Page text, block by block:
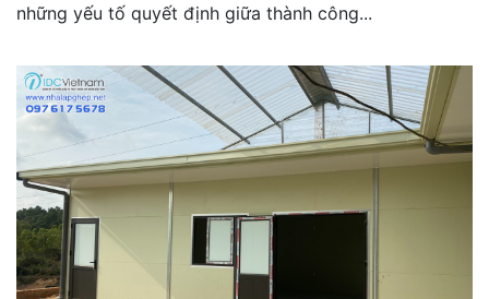
những yếu tố quyết định giữa thành công...